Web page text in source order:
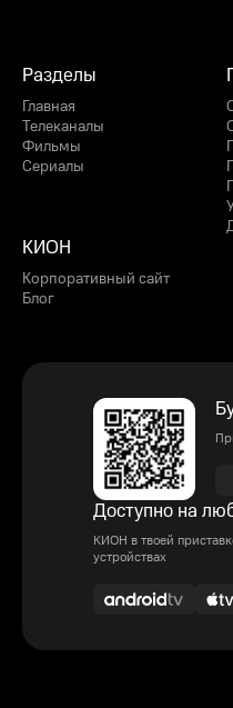
Разделы
Главная
Телеканалы
Фильмы
Сериалы
КИОН
Корпоративный сайт
Блог
Доступно на
КИОН в твоей
устройствах